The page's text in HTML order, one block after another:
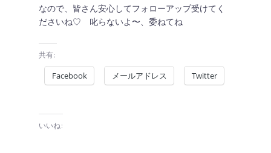
なので、皆さん安心してフォローアップ受けてく
ださいね♡ 叱らないよ〜、委ねてね
共有:
Facebook メールアドレス Twitter
いいね: